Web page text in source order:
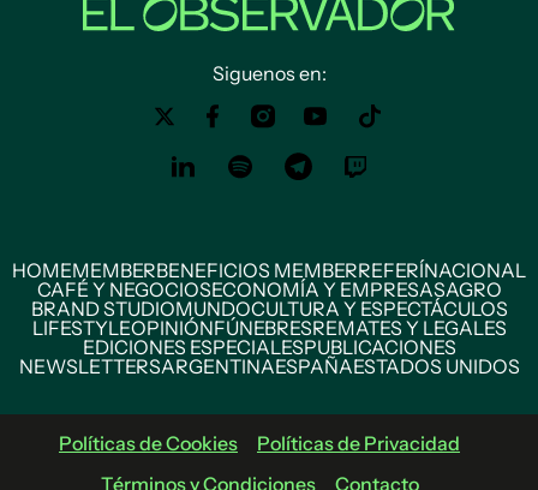
Siguenos en:
HOMEMEMBERBENEFICIOS MEMBERREFERÍNACIONAL
CAFÉ Y NEGOCIOSECONOMÍA Y EMPRESASAGRO
BRAND STUDIOMUNDOCULTURA Y ESPECTÁCULOS
LIFESTYLEOPINIÓNFÚNEBRESREMATES Y LEGALES
EDICIONES ESPECIALESPUBLICACIONES
NEWSLETTERSARGENTINAESPAÑAESTADOS UNIDOS
Políticas de Cookies
Políticas de Privacidad
Términos y Condiciones
Contacto